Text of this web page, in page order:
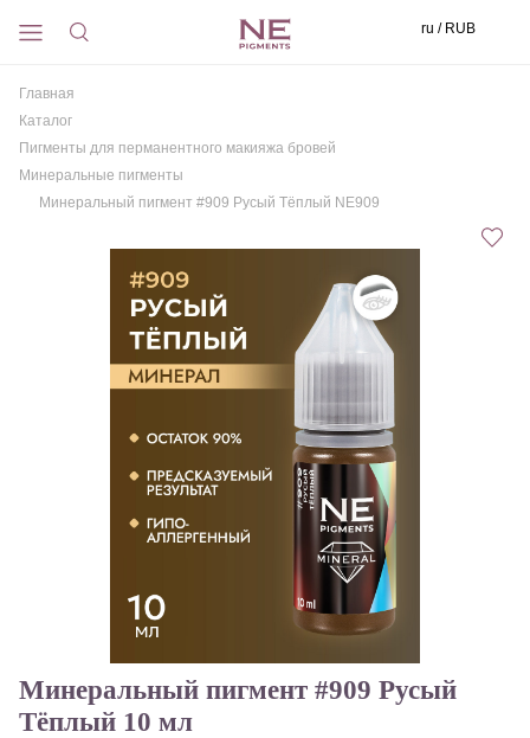
ru / RUB
Главная
Каталог
Пигменты для перманентного макияжа бровей
Минеральные пигменты
Минеральный пигмент #909 Русый Тёплый NE909
Минеральный пигмент #909 Русый
Тёплый 10 мл